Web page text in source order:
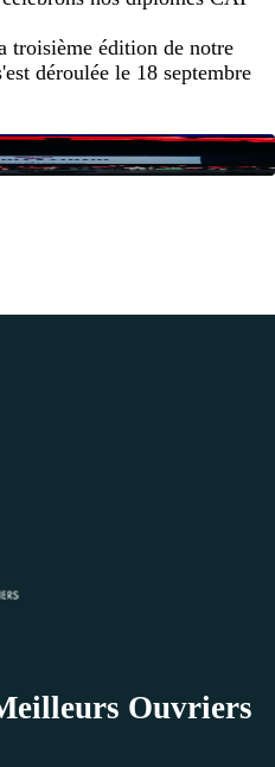
troisième édition de notre
déroulée le 18 septembre
Ouvriers